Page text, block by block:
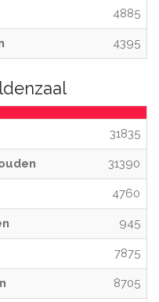
4885
4395
31835
31390
4760
945
7875
8705